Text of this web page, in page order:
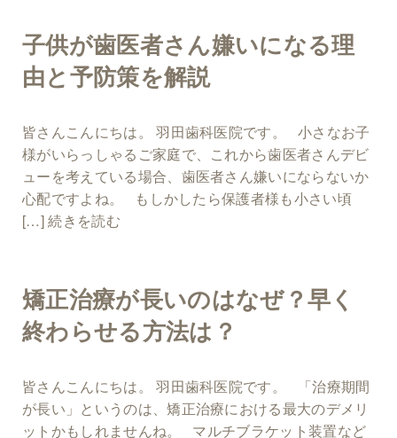
子供が歯医者さん嫌いになる理
由と予防策を解説
皆さんこんにちは。 羽田歯科医院です。 小さなお子
様がいらっしゃるご家庭で、これから歯医者さんデビ
ューを考えている場合、歯医者さん嫌いにならないか
心配ですよね。 もしかしたら保護者様も小さい頃
[…]続きを読む
矯正治療が長いのはなぜ？早く
終わらせる方法は？
皆さんこんにちは。 羽田歯科医院です。 「治療期間
が長い」というのは、矯正治療における最大のデメリ
ットかもしれませんね。 マルチブラケット装置など